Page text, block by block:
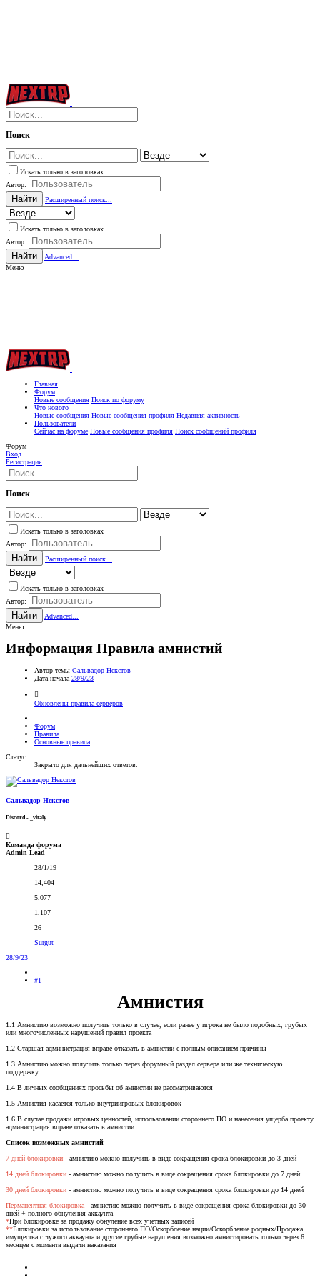
Поиск
Искать только в заголовках
Автор:
Найти Расширенный поиск...
Искать только в заголовках
Автор:
Найти
Advanced...
Меню
Главная
Форум
Новые сообщения Поиск по форуму
Что нового
Новые сообщения Новые сообщения профиля Недавняя активность
Пользователи
Сейчас на форуме Новые сообщения профиля Поиск сообщений профиля
Форум
Вход
Регистрация
Поиск
Искать только в заголовках
Автор:
Найти Расширенный поиск...
Искать только в заголовках
Автор:
Найти
Advanced...
Меню
Информация Правила амнистий
Автор темы Сальвадор Некстов
Дата начала 28/9/23
Обновлены правила серверов
Форум
Правила
Основные правила
Статус
Закрыто для дальнейших ответов.
Сальвадор Некстов
Discord - _vitaly
Команда форума
Admin Lead
28/1/19
14,404
5,077
1,107
26
Surgut
28/9/23
#1
Амнистия
1.1 Амнистию возможно получить только в случае, если ранее у игрока не было подобных, грубых
или многочисленных нарушений правил проекта
1.2 Старшая администрация вправе отказать в амнистии с полным описанием причины
1.3 Амнистию можно получить только через форумный раздел сервера или же техническую
поддержку
1.4 В личных сообщениях просьбы об амнистии не рассматриваются
1.5 Амнистия касается только внутриигровых блокировок
1.6 В случае продажи игровых ценностей, использовании стороннего ПО и нанесения ущерба проекту
администрация вправе отказать в амнистии
Список возможных амнистий
7 дней блокировки - амнистию можно получить в виде сокращения срока блокировки до 3 дней
14 дней блокировки - амнистию можно получить в виде сокращения срока блокировки до 7 дней
30 дней блокировки - амнистию можно получить в виде сокращения срока блокировки до 14 дней
Перманентная блокировка - амнистию можно получить в виде сокращения срока блокировки до 30
дней + полного обнуления аккаунта
*При блокировке за продажу обнуление всех учетных записей
**Блокировки за использование стороннего ПО/Оскорбление нации/Оскорбление родных/Продажа
имущества с чужого аккаунта и другие грубые нарушения возможно амнистировать только через 6
месяцев с момента выдачи наказания